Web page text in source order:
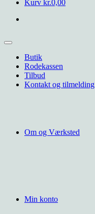
Kurv kr.0,00
Butik
Rodekassen
Tilbud
Kontakt og tilmelding
Om og Værksted
Min konto